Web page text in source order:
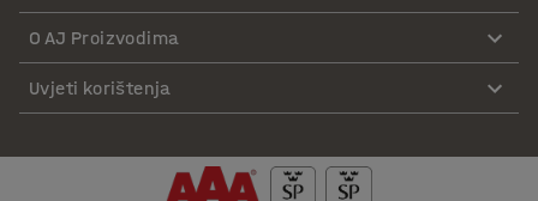
O AJ Proizvodima
Uvjeti korištenja